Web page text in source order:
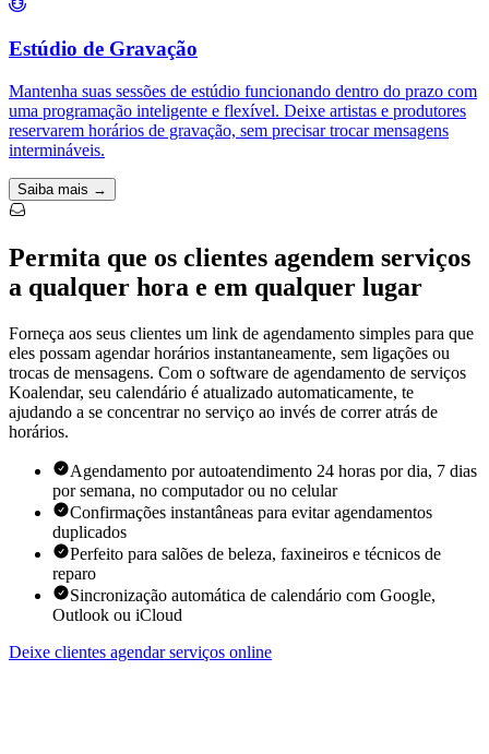
Estúdio de Gravação
Mantenha suas sessões de estúdio funcionando dentro do prazo com
uma programação inteligente e flexível. Deixe artistas e produtores
reservarem horários de gravação, sem precisar trocar mensagens
intermináveis.
Saiba mais →
Permita que os clientes agendem serviços
a qualquer hora e em qualquer lugar
Forneça aos seus clientes um link de agendamento simples para que
eles possam agendar horários instantaneamente, sem ligações ou
trocas de mensagens. Com o software de agendamento de serviços
Koalendar, seu calendário é atualizado automaticamente, te
ajudando a se concentrar no serviço ao invés de correr atrás de
horários.
Agendamento por autoatendimento 24 horas por dia, 7 dias
por semana, no computador ou no celular
Confirmações instantâneas para evitar agendamentos
duplicados
Perfeito para salões de beleza, faxineiros e técnicos de
reparo
Sincronização automática de calendário com Google,
Outlook ou iCloud
Deixe clientes agendar serviços online